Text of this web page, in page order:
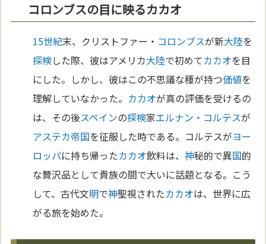
コロンブスの目に映るカカオ
15世紀末、クリストファー・ コロンブスが新大陸を
探検した際、彼はアメリカ大陸で初めてカカオを目
にした。しかし、彼はこの不思議な種が持つ価値を
理解していなかった。 カカオが真の評価を受けるの
は、その後スペインの探検家エルナン・コルテスが
アステカ帝国を征服した時である。コルテスがヨー
ロッパに持ち帰ったカカオ飲料は、神秘的で異国的
な贅沢品として貴族の間で大いに話題となる。こう
して、古代文明で神聖視されたカカオは、世界に広
がる旅を始めた。